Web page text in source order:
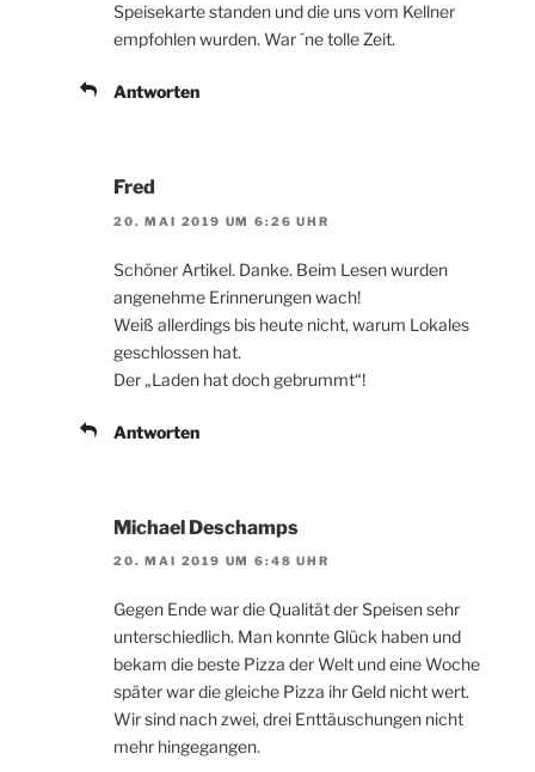
Speisekarte standen und die uns vom Kellner
empfohlen wurden. War ´ne tolle Zeit.
Antworten
Fred
20. MAI 2019 UM 6:26 UHR
Schöner Artikel. Danke. Beim Lesen wurden
angenehme Erinnerungen wach!
Weiß allerdings bis heute nicht, warum Lokales
geschlossen hat.
Der „Laden hat doch gebrummt“!
Antworten
Michael Deschamps
20. MAI 2019 UM 6:48 UHR
Gegen Ende war die Qualität der Speisen sehr
unterschiedlich. Man konnte Glück haben und
bekam die beste Pizza der Welt und eine Woche
später war die gleiche Pizza ihr Geld nicht wert.
Wir sind nach zwei, drei Enttäuschungen nicht
mehr hingegangen.